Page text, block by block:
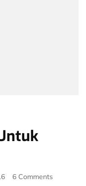
6 Comments